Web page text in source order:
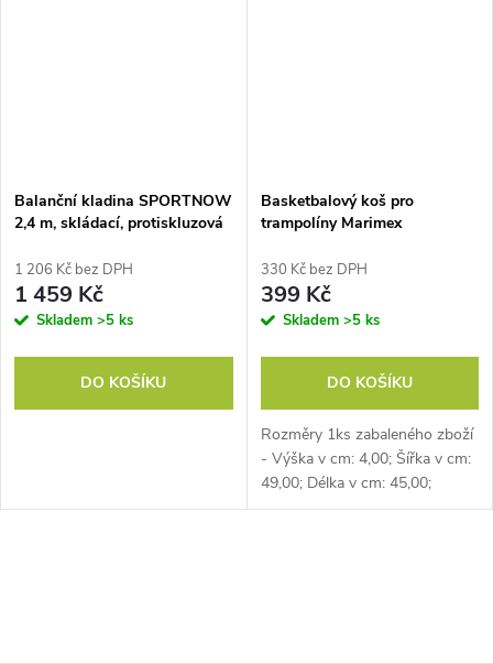
Balanční kladina SPORTNOW
2,4 m, skládací, protiskluzová
80 kg, světle červená barva
1 206 Kč bez DPH
1 459 Kč
Skladem >5 ks
DO KOŠÍKU
Basketbalový koš pro
trampolíny Marimex
330 Kč bez DPH
399 Kč
Skladem >5 ks
DO KOŠÍKU
Rozměry 1ks zabaleného zboží
- Výška v cm: 4,00; Šířka v cm:
49,00; Délka v cm: 45,00;
Hmotnost v kg: 2,4. Ve